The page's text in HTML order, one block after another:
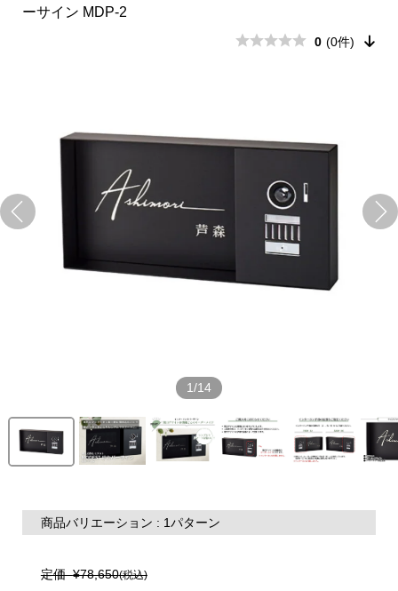
ーサイン MDP-2
0 (0件)
1/14
商品バリエーション : 1パターン
定価¥78,650(税込)